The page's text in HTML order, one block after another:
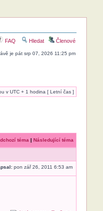
FAQ Hledat Členové
je pát srp 07, 2026 11:25 pm
v UTC + 1 hodina [ Letní čas ]
téma | Následující téma
pon zář 26, 2011 6:53 am